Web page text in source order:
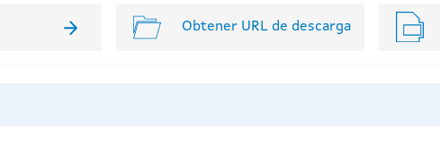
Obtener URL de descarga